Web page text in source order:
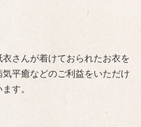
さんが着けておられたお衣を
平癒などのご利益をいただけ
す。